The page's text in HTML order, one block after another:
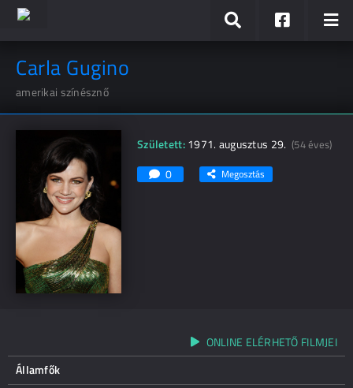
Carla Gugino
amerikai színésznő
Született:1971. augusztus 29. (54 éves)
0 Megosztás
ONLINE ELÉRHETŐ FILMJEI
Államfők